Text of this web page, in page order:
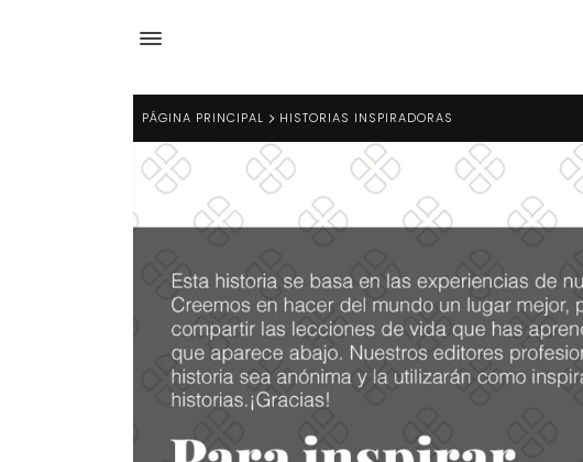
PÁGINA PRINCIPAL HISTORIAS INSPIRADORAS